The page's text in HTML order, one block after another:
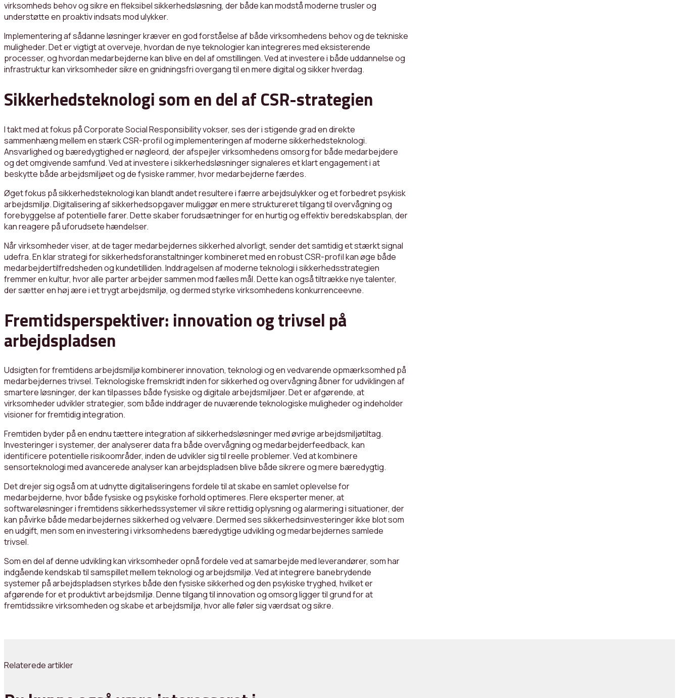
virksomheds behov og sikre en fleksibel sikkerhedsløsning, der både kan modstå moderne trusler og
understøtte en proaktiv indsats mod ulykker.
Implementering af sådanne løsninger kræver en god forståelse af både virksomhedens behov og de tekniske
muligheder. Det er vigtigt at overveje, hvordan de nye teknologier kan integreres med eksisterende
processer, og hvordan medarbejderne kan blive en del af omstillingen. Ved at investere i både uddannelse og
infrastruktur kan virksomheder sikre en gnidningsfri overgang til en mere digital og sikker hverdag.
Sikkerhedsteknologi som en del af CSR-strategien
I takt med at fokus på Corporate Social Responsibility vokser, ses der i stigende grad en direkte
sammenhæng mellem en stærk CSR-profil og implementeringen af moderne sikkerhedsteknologi.
Ansvarlighed og bæredygtighed er nøgleord, der afspejler virksomhedens omsorg for både medarbejdere
og det omgivende samfund. Ved at investere i sikkerhedsløsninger signaleres et klart engagement i at
beskytte både arbejdsmiljøet og de fysiske rammer, hvor medarbejderne færdes.
Øget fokus på sikkerhedsteknologi kan blandt andet resultere i færre arbejdsulykker og et forbedret psykisk
arbejdsmiljø. Digitalisering af sikkerhedsopgaver muliggør en mere struktureret tilgang til overvågning og
forebyggelse af potentielle farer. Dette skaber forudsætninger for en hurtig og effektiv beredskabsplan, der
kan reagere på uforudsete hændelser.
Når virksomheder viser, at de tager medarbejdernes sikkerhed alvorligt, sender det samtidig et stærkt signal
udefra. En klar strategi for sikkerhedsforanstaltninger kombineret med en robust CSR-profil kan øge både
medarbejdertilfredsheden og kundetilliden. Inddragelsen af moderne teknologi i sikkerhedsstrategien
fremmer en kultur, hvor alle parter arbejder sammen mod fælles mål. Dette kan også tiltrække nye talenter,
der sætter en høj ære i et trygt arbejdsmiljø, og dermed styrke virksomhedens konkurrenceevne.
Fremtidsperspektiver: innovation og trivsel på
arbejdspladsen
Udsigten for fremtidens arbejdsmiljø kombinerer innovation, teknologi og en vedvarende opmærksomhed på
medarbejdernes trivsel. Teknologiske fremskridt inden for sikkerhed og overvågning åbner for udviklingen af
smartere løsninger, der kan tilpasses både fysiske og digitale arbejdsmiljøer. Det er afgørende, at
virksomheder udvikler strategier, som både inddrager de nuværende teknologiske muligheder og indeholder
visioner for fremtidig integration.
Fremtiden byder på en endnu tættere integration af sikkerhedsløsninger med øvrige arbejdsmiljøtiltag.
Investeringer i systemer, der analyserer data fra både overvågning og medarbejderfeedback, kan
identificere potentielle risikoområder, inden de udvikler sig til reelle problemer. Ved at kombinere
sensorteknologi med avancerede analyser kan arbejdspladsen blive både sikrere og mere bæredygtig.
Det drejer sig også om at udnytte digitaliseringens fordele til at skabe en samlet oplevelse for
medarbejderne, hvor både fysiske og psykiske forhold optimeres. Flere eksperter mener, at
softwareløsninger i fremtidens sikkerhedssystemer vil sikre rettidig oplysning og alarmering i situationer, der
kan påvirke både medarbejdernes sikkerhed og velvære. Dermed ses sikkerhedsinvesteringer ikke blot som
en udgift, men som en investering i virksomhedens bæredygtige udvikling og medarbejdernes samlede
trivsel.
Som en del af denne udvikling kan virksomheder opnå fordele ved at samarbejde med leverandører, som har
indgående kendskab til samspillet mellem teknologi og arbejdsmiljø. Ved at integrere banebrydende
systemer på arbejdspladsen styrkes både den fysiske sikkerhed og den psykiske tryghed, hvilket er
afgørende for et produktivt arbejdsmiljø. Denne tilgang til innovation og omsorg ligger til grund for at
fremtidssikre virksomheden og skabe et arbejdsmiljø, hvor alle føler sig værdsat og sikre.
Relaterede artikler